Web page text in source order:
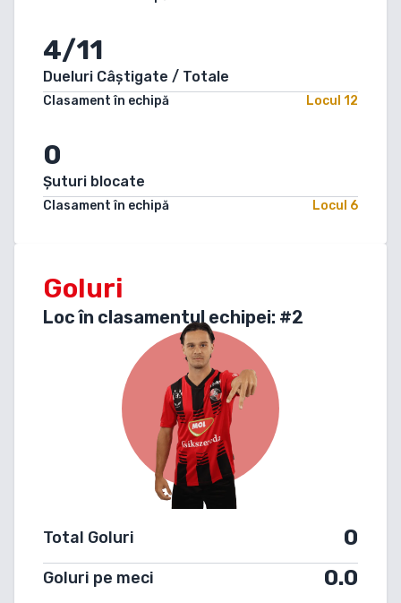
4/11
Dueluri Câștigate / Totale
Clasament în echipă Locul 12
0
Șuturi blocate
Clasament în echipă Locul 6
Goluri
Loc în clasamentul echipei: #2
Total Goluri 0
Goluri pe meci 0.0